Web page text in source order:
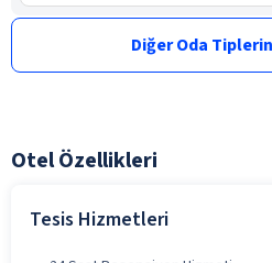
Diğer Oda
Otel Özellikleri
Tesis Hizmetleri